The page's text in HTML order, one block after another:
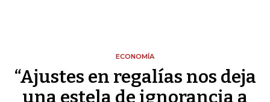
ECONOMÍA
“Ajustes en regalías nos deja
una estela de ignorancia a